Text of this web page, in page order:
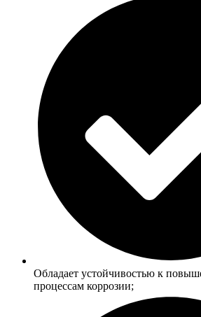
Обладает устойчивостью к
процессам коррозии;